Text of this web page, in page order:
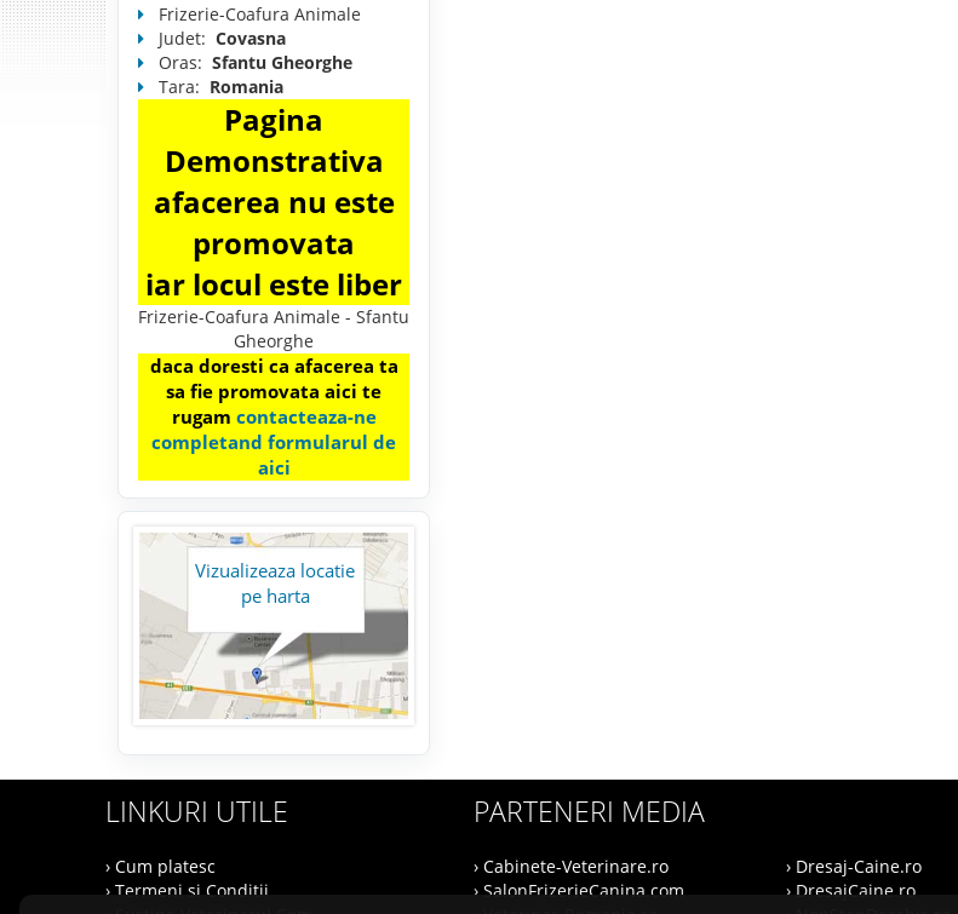
Frizerie-Coafura Animale
Judet: Covasna
Oras: Sfantu Gheorghe
Tara: Romania
Pagina
Demonstrativa
afacerea nu este
promovata
iar locul este liber
Frizerie-Coafura Animale - Sfantu
Gheorghe
daca doresti ca afacerea ta
sa fie promovata aici te
rugam contacteaza-ne
completand formularul de
aici
Vizualizeaza locatie
pe harta
LINKURI UTILE
› Cum platesc
› Termeni si Conditii
PARTENERI MEDIA
› Cabinete-Veterinare.ro
› SalonFrizerieCanina.com
› Dresaj-Caine.ro
› DresajCaine.ro